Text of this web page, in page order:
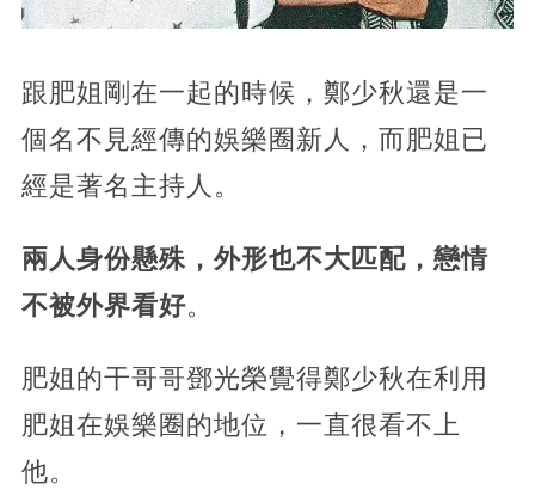
跟肥姐剛在一起的時候，鄭少秋還是一
個名不見經傳的娛樂圈新人，而肥姐已
經是著名主持人。
兩人身份懸殊，外形也不大匹配，戀情
不被外界看好。
肥姐的干哥哥鄧光榮覺得鄭少秋在利用
肥姐在娛樂圈的地位，一直很看不上
他。